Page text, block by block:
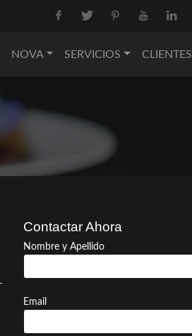
NOVA SERVICIOS CLIENTES
Contactar Ahora
Nombre y Apellido
Email